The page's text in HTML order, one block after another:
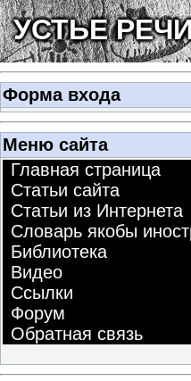
УСТЬЕ
Форма входа
Меню сайта
Главная страница
Статьи сайта
Статьи из Интернета
Словарь якобы
Библиотека
Видео
Ссылки
Форум
Обратная связь